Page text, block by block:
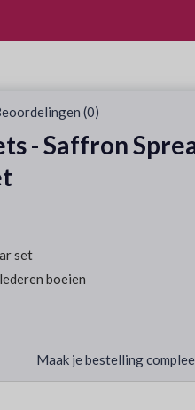
(0)
- Saffron
set
boeien
Maak je bestelling